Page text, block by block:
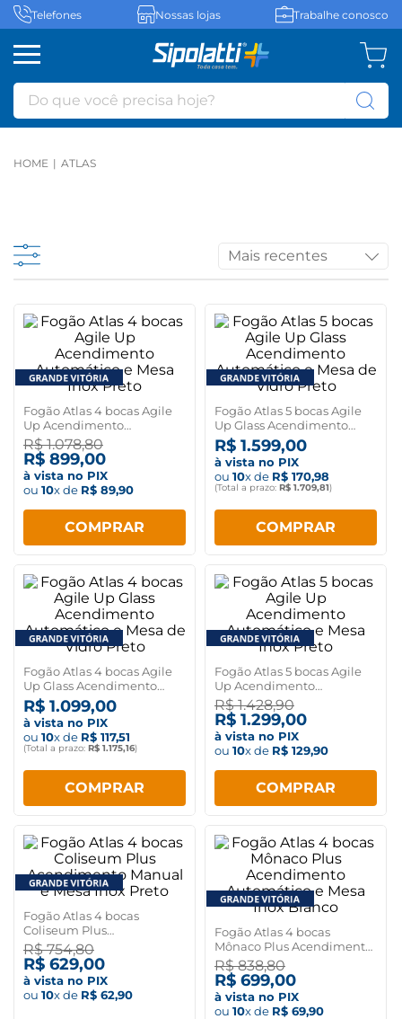
Telefones Nossas lojas Trabalhe conosco
Do que você precisa hoje?
ATLAS
Mais recentes
Fogão Atlas 4 bocas Agile
Up Acendimento
Automático e Mesa Inox
Preto
R$ 1.078,80
R$ 899,00
à vista no PIX
ou 10x de R$ 89,90
COMPRAR
Fogão Atlas 5 bocas Agile
Up Glass Acendimento
Automático e Mesa de
Vidro Preto
R$ 1.599,00
à vista no PIX
ou 10x de R$ 170,98
(Total a prazo: R$ 1.709,81)
COMPRAR
Fogão Atlas 4 bocas Agile
Up Glass Acendimento
Automático e Mesa de
Vidro Preto
R$ 1.099,00
à vista no PIX
ou 10x de R$ 117,51
(Total a prazo: R$ 1.175,16)
COMPRAR
Fogão Atlas 5 bocas Agile
Up Acendimento
Automático e Mesa Inox
Preto
R$ 1.428,90
R$ 1.299,00
à vista no PIX
ou 10x de R$ 129,90
COMPRAR
Fogão Atlas 4 bocas
Coliseum Plus
Acendimento Manual e
Mesa Inox Preto
R$ 754,80
R$ 629,00
à vista no PIX
ou 10x de R$ 62,90
Fogão Atlas 4 bocas
Mônaco Plus Acendimento
Automático e Mesa Inox
Branco
R$ 838,80
R$ 699,00
à vista no PIX
ou 10x de R$ 69,90